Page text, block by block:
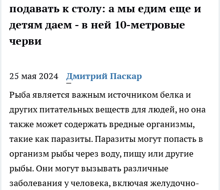
подавать к столу: а мы едим еще и
детям даем - в ней 10-метровые
черви
25 мая 2024
Дмитрий Паскар
Рыба является важным источником белка и
других питательных веществ для людей, но она
также может содержать вредные организмы,
такие как паразиты. Паразиты могут попасть в
организм рыбы через воду, пищу или другие
рыбы. Они могут вызывать различные
заболевания у человека, включая желудочно-